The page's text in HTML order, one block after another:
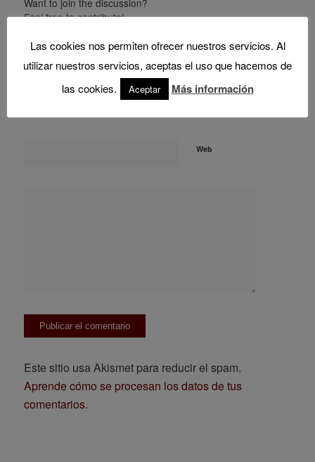
Want to join the discussion?
Feel free to contribute!
Nombre *
Web
Este sitio usa Akismet para reducir el spam.
Aprende cómo se procesan los datos de tus
comentarios.
Las cookies nos permiten ofrecer nuestros servicios. Al
utilizar nuestros servicios, aceptas el uso que hacemos de
las cookies.
Aceptar Más información